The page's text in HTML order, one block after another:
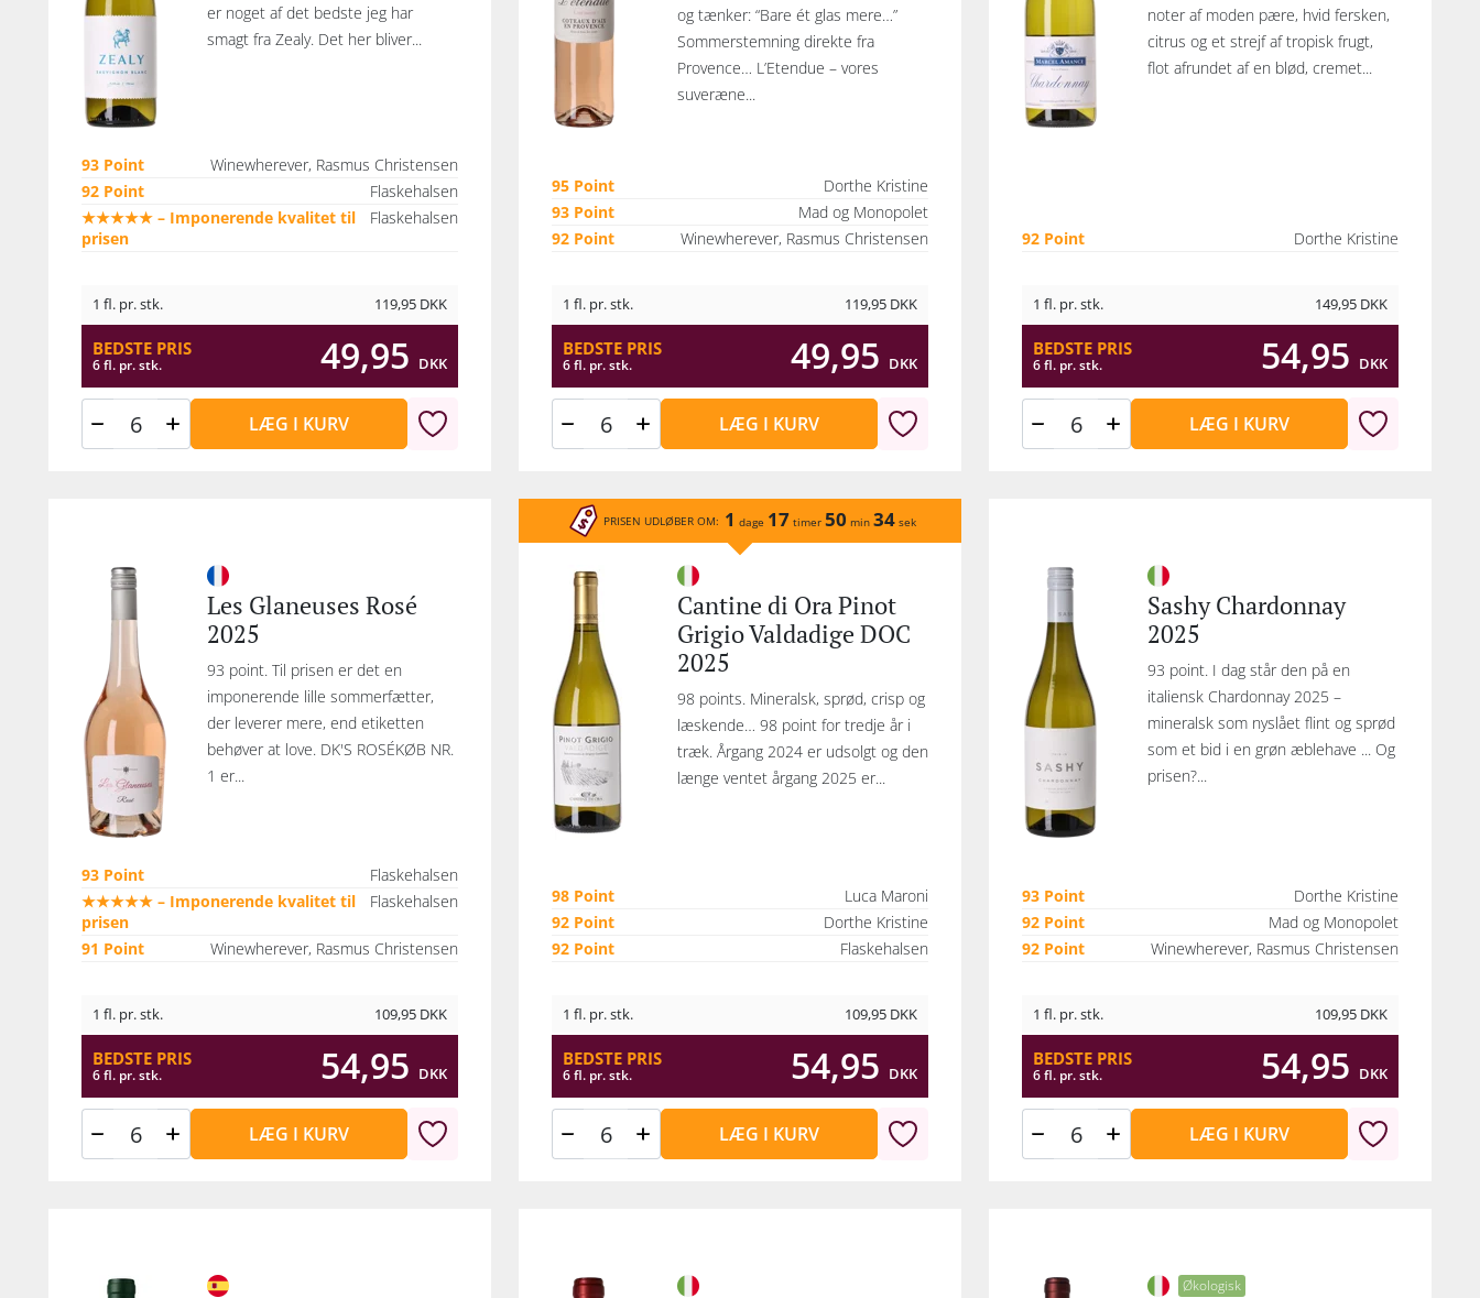
er noget af det bedste jeg har
smagt fra Zealy. Det her bliver...
93 Point
Winewherever, Rasmus Christensen
92 Point
Flaskehalsen
★★★★★ – Imponerende kvalitet til
prisen
Flaskehalsen
1 fl. pr. stk. 119,95 DKK
BEDSTE PRIS
6 fl. pr. stk. 49,95 DKK
LÆG I KURV
og tænker: “Bare ét glas mere…”
Sommerstemning direkte fra
Provence… L’Etendue – vores
suveræne...
95 Point
Dorthe Kristine
93 Point
Mad og Monopolet
92 Point
Winewherever, Rasmus Christensen
1 fl. pr. stk. 119,95 DKK
BEDSTE PRIS
6 fl. pr. stk. 49,95 DKK
LÆG I KURV
noter af moden pære, hvid fersken,
citrus og et strejf af tropisk frugt,
flot afrundet af en blød, cremet...
92 Point Dorthe Kristine
1 fl. pr. stk. 149,95 DKK
BEDSTE PRIS
6 fl. pr. stk. 54,95 DKK
LÆG I KURV
Les Glaneuses Rosé
2025
93 point. Til prisen er det en
imponerende lille sommerfætter,
der leverer mere, end etiketten
behøver at love. DK'S ROSÉKØB NR.
1 er...
93 Point
Flaskehalsen
★★★★★ – Imponerende kvalitet til
prisen
Flaskehalsen
91 Point Winewherever, Rasmus Christensen
1 fl. pr. stk. 109,95 DKK
BEDSTE PRIS
6 fl. pr. stk. 54,95 DKK
LÆG I KURV
PRISEN UDLØBER OM: 1 dage 17 timer 50 min 34 sek
Cantine di Ora Pinot
Grigio Valdadige DOC
2025
98 points. Mineralsk, sprød, crisp og
læskende… 98 point for tredje år i
træk. Årgang 2024 er udsolgt og den
længe ventet årgang 2025 er...
98 Point
Luca Maroni
92 Point
Dorthe Kristine
92 Point
Flaskehalsen
1 fl. pr. stk. 109,95 DKK
BEDSTE PRIS
6 fl. pr. stk. 54,95 DKK
LÆG I KURV
Sashy Chardonnay
2025
93 point. I dag står den på en
italiensk Chardonnay 2025 –
mineralsk som nyslået flint og sprød
som et bid i en grøn æblehave ... Og
prisen?...
93 Point
Dorthe Kristine
92 Point
Mad og Monopolet
92 Point
Winewherever, Rasmus Christensen
1 fl. pr. stk. 109,95 DKK
BEDSTE PRIS
6 fl. pr. stk. 54,95 DKK
LÆG I KURV
Økologisk